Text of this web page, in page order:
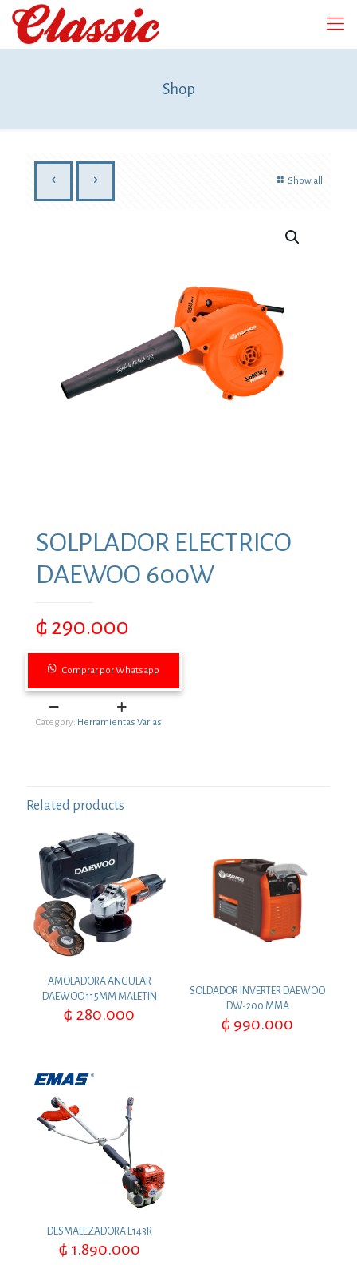
Shop
Show all
SOLPLADOR ELECTRICO
DAEWOO 600W
₲ 290.000
Comprar por Whatsapp
SOLPLADOR
ELECTRICO
Category: Herramientas Varias
Related products
AMOLADORA ANGULAR
DAEWOO 115MM MALETIN
₲ 280.000
SOLDADOR INVERTER DAEWOO
DW-200 MMA
₲ 990.000
DESMALEZADORA E143R
₲ 1.890.000